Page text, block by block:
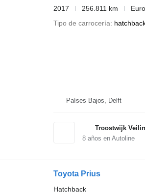
2017
256.811 km
Tipo de carrocería
Países Bajos, Delft
Troostwijk
8años en Autoline
Toyota Prius
Hatchback